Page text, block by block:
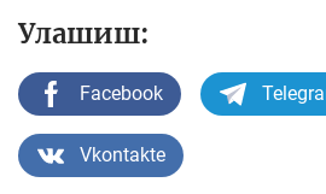
Улашиш:
Facebook
Vkontakte